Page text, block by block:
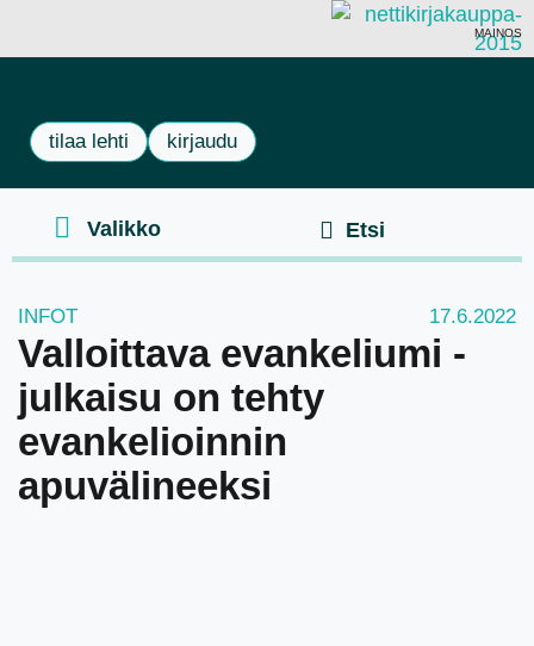
MAINOS
tilaa lehti kirjaudu
INFOT 17.6.2022
Valloittava evankeliumi -
julkaisu on tehty
evankelioinnin
apuvälineeksi